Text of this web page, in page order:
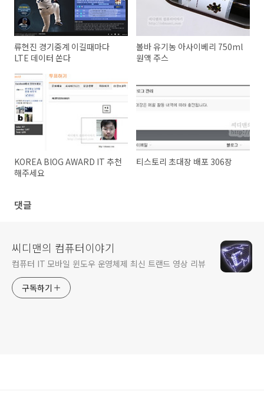
류현진 경기중계 이길때마다
LTE 데이터 쏜다
볼바 유기농 아사이베리 750ml
원액 주스
KOREA BlOG AWARD IT 추천
해주세요
티스토리 초대장 배포 306장
댓글
씨디맨의 컴퓨터이야기
컴퓨터 IT 모바일 윈도우 운영체제 최신 트랜드 영상 리뷰
구독하기